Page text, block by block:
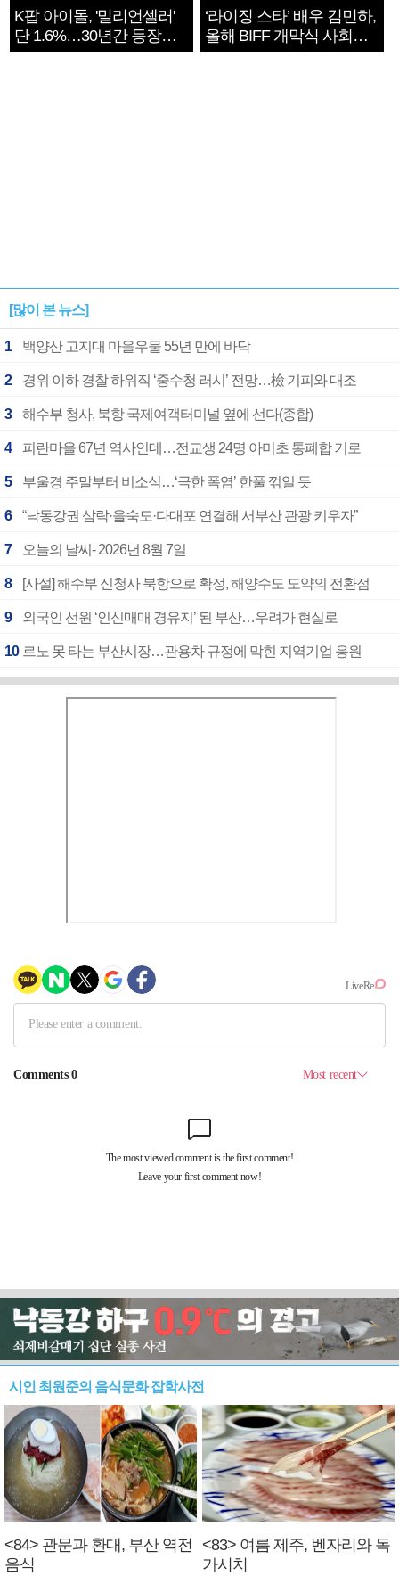
K팝 아이돌, '밀리언셀러'
단 1.6%…30년간 등장
1182개팀 전수조사
‘라이징 스타’ 배우 김민하,
올해 BIFF 개막식 사회자
확정
[많이 본 뉴스]
1 백양산 고지대 마을우물 55년 만에 바닥
2 경위 이하 경찰 하위직 ‘중수청 러시’ 전망…檢 기피와 대조
3 해수부 청사, 북항 국제여객터미널 옆에 선다(종합)
4 피란마을 67년 역사인데…전교생 24명 아미초 통폐합 기로
5 부울경 주말부터 비소식…‘극한 폭염’ 한풀 꺾일 듯
6 “낙동강권 삼락·을숙도·다대포 연결해 서부산 관광 키우자”
7 오늘의 날씨- 2026년 8월 7일
8 [사설] 해수부 신청사 북항으로 확정, 해양수도 도약의 전환점
9 외국인 선원 ‘인신매매 경유지’ 된 부산…우려가 현실로
10 르노 못 타는 부산시장…관용차 규정에 막힌 지역기업 응원
시인 최원준의 음식문화 잡학사전
<84> 관문과 환대, 부산 역전
음식
<83> 여름 제주, 벤자리와 독
가시치